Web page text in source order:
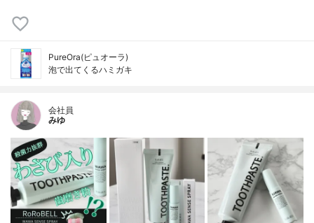
PureOra(ピュオーラ)
泡で出てくるハミガキ
会社員
みゆ